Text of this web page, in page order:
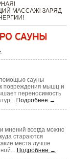
МАССАЖ! ЗАРЯД
сауны
повреждения мышц и
переносимость
Подробнее →
мнений всегда можно
стараются
места лучше
Подробнее →